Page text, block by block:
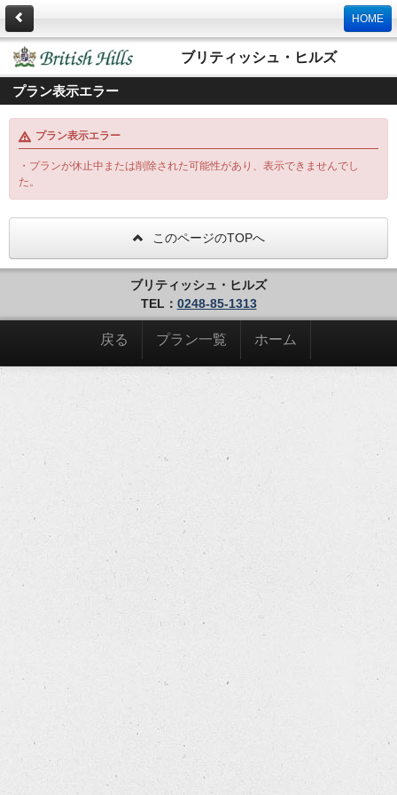
HOME
ブリティッシュ・ヒルズ
プラン表示エラー
プラン表示エラー
・プランが休止中または削除された可能性があり、表示できませんでし
た。
このページのTOPへ
ブリティッシュ・ヒルズ
TEL： 0248-85-1313
戻る プラン一覧 ホーム